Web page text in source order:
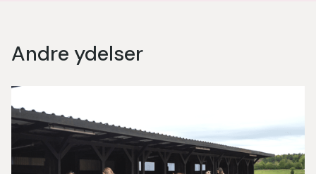
Andre ydelser